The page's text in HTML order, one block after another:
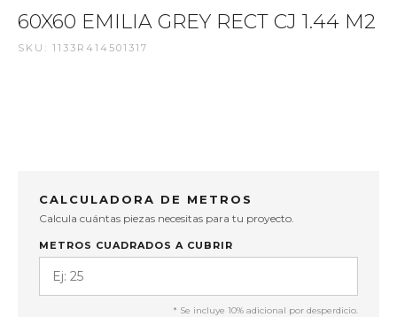
60X60 EMILIA GREY RECT CJ 1.44 M2
SKU: 1133R414501317
CALCULADORA DE METROS
Calcula cuántas piezas necesitas para tu proyecto.
METROS CUADRADOS A CUBRIR
* Se incluye 10% adicional por desperdicio.